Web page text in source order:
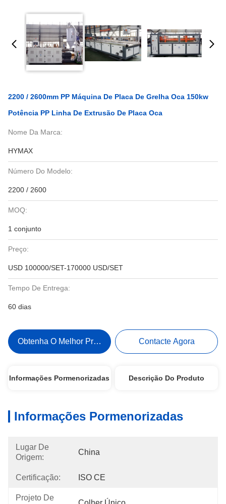
2200 / 2600mm PP Máquina De Placa De Grelha Oca 150kw
Potência PP Linha De Extrusão De Placa Oca
Nome Da Marca:
HYMAX
Número Do Modelo:
2200 / 2600
MOQ:
1 conjunto
Preço:
USD 100000/SET-170000 USD/SET
Tempo De Entrega:
60 dias
Obtenha O Melhor Preço Contacte Agora
Informações Pormenorizadas Descrição Do Produto
Informações Pormenorizadas
Lugar De
Origem:
China
Certificação: ISO CE
Projeto De